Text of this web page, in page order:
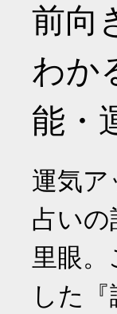
前向
わか
能・
運気
占い
里眼
した